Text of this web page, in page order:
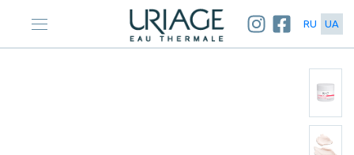
RU UA